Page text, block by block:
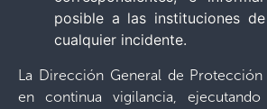
posible a las instituciones
cualquier incidente.
La Dirección General de
en continua vigilancia,